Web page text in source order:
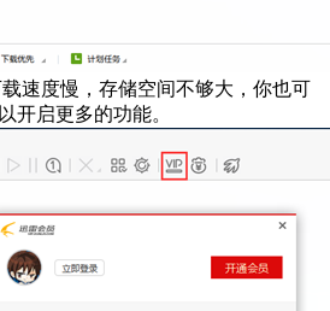
速度慢，存储空间不够大，你也可
开启更多的功能。